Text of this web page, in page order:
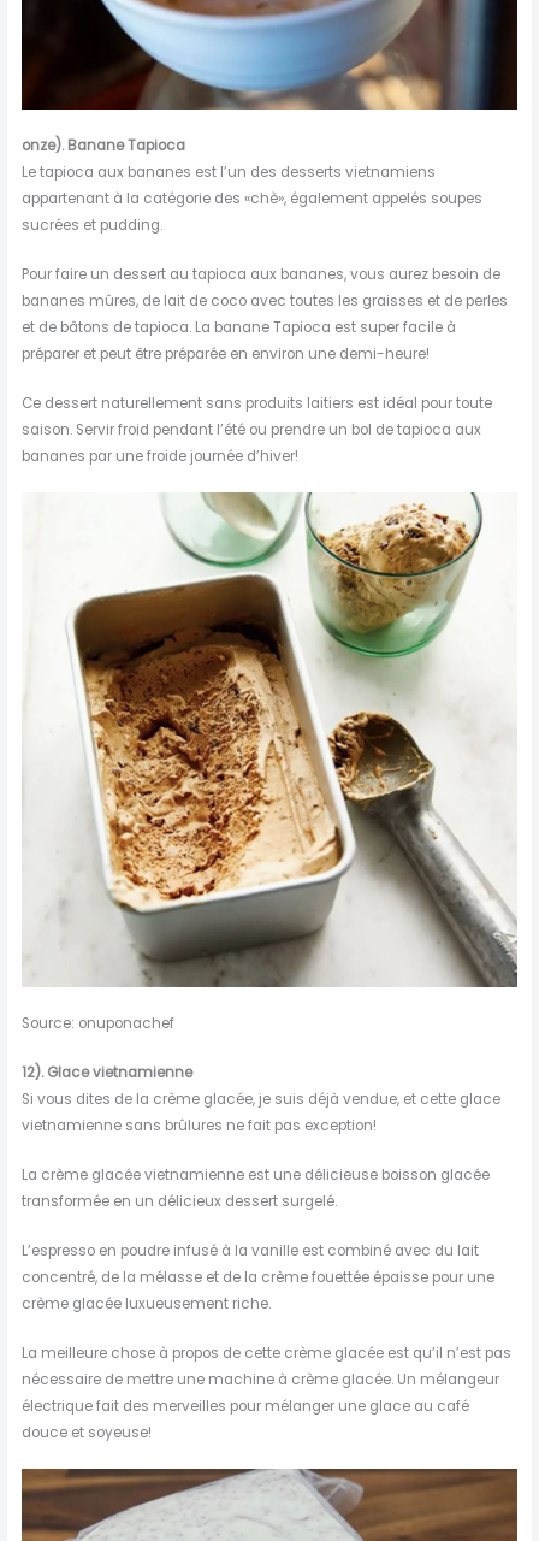
onze). Banane Tapioca
Le tapioca aux bananes est l’un des desserts vietnamiens
appartenant à la catégorie des «chè», également appelés soupes
sucrées et pudding.
Pour faire un dessert au tapioca aux bananes, vous aurez besoin de
bananes mûres, de lait de coco avec toutes les graisses et de perles
et de bâtons de tapioca. La banane Tapioca est super facile à
préparer et peut être préparée en environ une demi-heure!
Ce dessert naturellement sans produits laitiers est idéal pour toute
saison. Servir froid pendant l’été ou prendre un bol de tapioca aux
bananes par une froide journée d’hiver!
Source: onuponachef
12). Glace vietnamienne
Si vous dites de la crème glacée, je suis déjà vendue, et cette glace
vietnamienne sans brûlures ne fait pas exception!
La crème glacée vietnamienne est une délicieuse boisson glacée
transformée en un délicieux dessert surgelé.
L’espresso en poudre infusé à la vanille est combiné avec du lait
concentré, de la mélasse et de la crème fouettée épaisse pour une
crème glacée luxueusement riche.
La meilleure chose à propos de cette crème glacée est qu’il n’est pas
nécessaire de mettre une machine à crème glacée. Un mélangeur
électrique fait des merveilles pour mélanger une glace au café
douce et soyeuse!